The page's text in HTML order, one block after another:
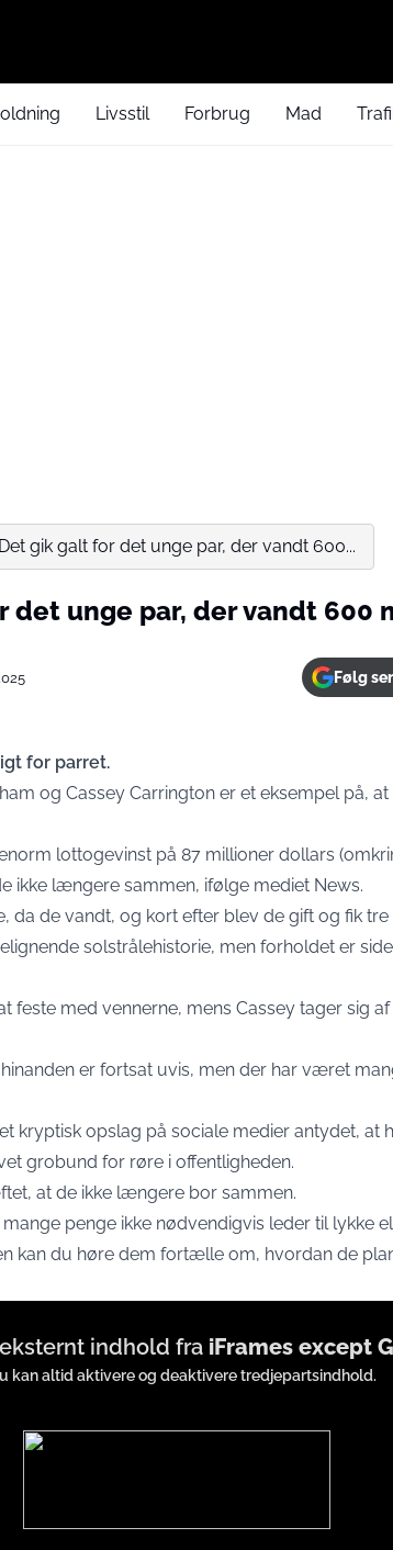
Livsstil Forbrug Mad
Det gik galt for det unge par, der vandt 600...
det unge par, der vandt 600
Følg
for parret.
og Cassey Carrington er et eksempel på, at
lottogevinst på 87 millioner dollars
ikke længere sammen, ifølge mediet News.
da de vandt, og kort efter blev de gift og fik
solstrålehistorie, men forholdet er
feste med vennerne, mens Cassey tager sig
er fortsat uvis, men der har været
kryptisk opslag på sociale medier antydet, at
grobund for røre i offentligheden.
at de ikke længere bor sammen.
mange penge ikke nødvendigvis leder til lykke
kan du høre dem fortælle om, hvordan de
indhold fra iFrames except
kan altid aktivere og deaktivere tredjepartsindhold.